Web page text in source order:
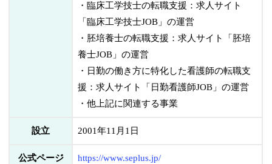
・臨床工学技士の転職支援：求人サイト
「臨床工学技士JOB」の運営
・胚培養士の転職支援：求人サイト「胚培
養士JOB」の運営
・日勤の働き方に特化した看護師の転職支
援：求人サイト「日勤看護師JOB」の運営
・他上記に関連する事業
設立 2001年11月1日
公式ページ https://www.seplus.jp/